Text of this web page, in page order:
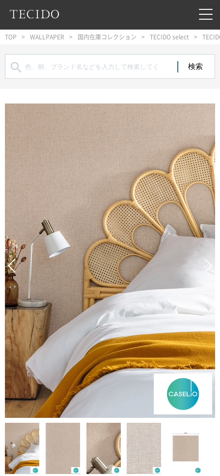
フッターへジャンプ
TOP WALLPAPER 国内在庫コレクション TECIDO select
